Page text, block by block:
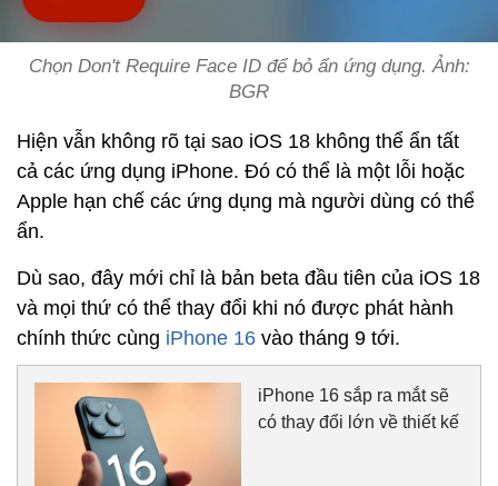
Chọn Don't Require Face ID để bỏ ẩn ứng dụng. Ảnh:
BGR
Hiện vẫn không rõ tại sao iOS 18 không thể ẩn tất
cả các ứng dụng iPhone. Đó có thể là một lỗi hoặc
Apple hạn chế các ứng dụng mà người dùng có thể
ẩn.
Dù sao, đây mới chỉ là bản beta đầu tiên của iOS 18
và mọi thứ có thể thay đổi khi nó được phát hành
chính thức cùng iPhone 16 vào tháng 9 tới.
iPhone 16 sắp ra mắt sẽ
có thay đổi lớn về thiết kế